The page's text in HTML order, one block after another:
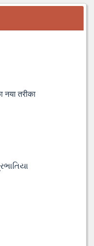
नया तरीका